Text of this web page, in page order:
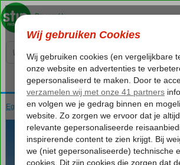
Voelt als thuiskomen...
Egypte Rode Zee Hurghada Safaga